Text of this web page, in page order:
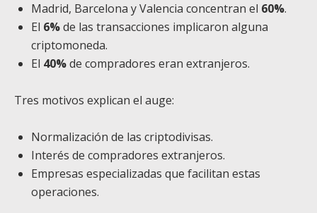
Madrid, Barcelona y Valencia concentran el 60%.
El 6%de las transacciones implicaron alguna
criptomoneda.
El 40%de compradores eran extranjeros.
Tres motivos explican el auge:
Normalización de las criptodivisas.
Interés de compradores extranjeros.
Empresas especializadas que facilitan estas
operaciones.